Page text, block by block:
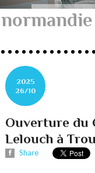
normandie
2025
26/10
Ouverture du
Lelouch à
Share